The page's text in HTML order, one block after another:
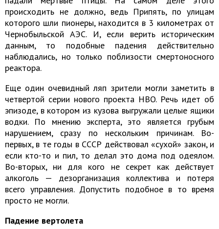
происходить не должно, ведь Припять, по улицам
которого шли пионеры, находится в 3 километрах от
Чернобыльской АЭС. И, если верить историческим
данным, то подобные падения действительно
наблюдались, но только поблизости смертоносного
реактора.
Еще один очевидный ляп зрители могли заметить в
четвертой серии нового проекта HBO. Речь идет об
эпизоде, в котором из кузова выгружали целые ящики
водки. По мнению эксперта, это является грубым
нарушением, сразу по нескольким причинам. Во-
первых, в те годы в СССР действовал «сухой» закон, и
если кто-то и пил, то делал это дома под одеялом.
Во-вторых, ни для кого не секрет как действует
алкоголь — дезорганизация коллектива и потеря
всего управления. Допустить подобное в то время
просто не могли.
Падение вертолета